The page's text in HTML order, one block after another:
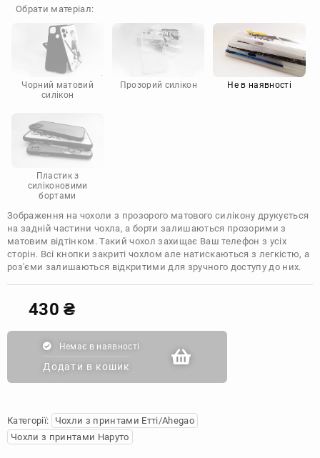
Google
Doogee
Infinix
Motorola
Обрати матеріал:
Чорний матовий
силікон
Прозорий силікон Не в наявності
Пластик з
силіконовими
бортами
Зображення на чохоли з прозорого матового силікону друкується
на задній частини чохла, а борти залишаються прозорими з
матовим відтінком. Такий чохол захищає Ваш телефон з усіх
сторін. Всі кнопки закриті чохлом але натискаються з легкістю, а
роз'єми залишаються відкритими для зручного доступу до них.
430₴
Немає в наявності
Додати в кошик
Категорії:
Чохли з принтами Етті/Ahegao
Чохли з принтами Наруто